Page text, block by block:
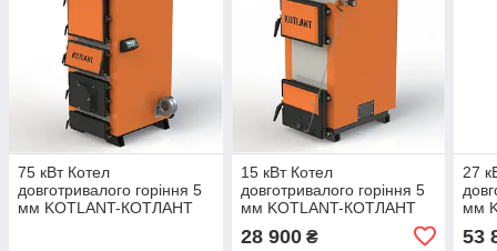
75 кВт Котел
довготривалого горіння 5
мм KOTLANT-КОТЛАНТ
15 кВт Котел
довготривалого горіння 5
мм KOTLANT-КОТЛАНТ
КГ-15 С МЕХАНИЧЕСКИМ
РЕГУЛЯТОРОМ ТЯГИ
28 900₴
27
мм
53